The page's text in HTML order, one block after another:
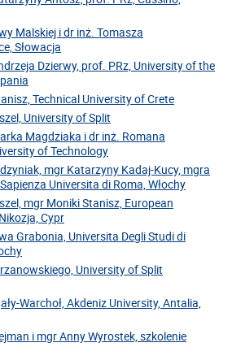
Malskiej i dr inż. Tomasza
Słowacja
Dzierwy, prof. PRz, University of the
Technical University of Crete
University of Split
Magdziaka i dr inż. Romana
of Technology
mgr Katarzyny Kadaj-Kucy, mgra
Universita di Roma, Włochy
mgr Moniki Stanisz, European
Cypr
Grabonia, Universita Degli Studi di
University of Split
Warchoł, Akdeniz University, Antalia,
i mgr Anny Wyrostek, szkolenie